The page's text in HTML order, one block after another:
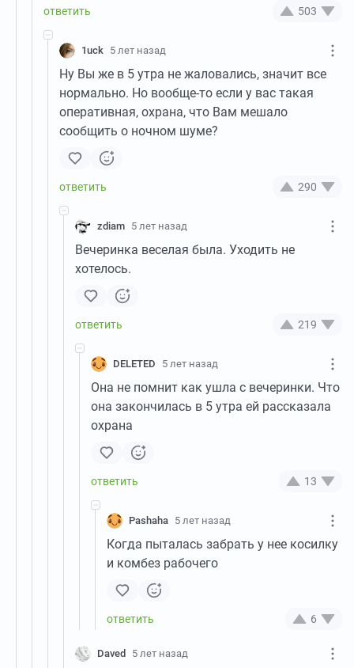
503
1uck 5 лет назад
Ну Вы же в 5 утра не жаловались, значит все
нормально. Но вообще-то если у вас такая
оперативная, охрана, что Вам мешало
сообщить о ночном шуме?
290
zdiam 5 лет назад
Вечеринка веселая была. Уходить не
хотелось.
219
DELETED 5 лет назад
Она не помнит как ушла с вечеринки. Что
она закончилась в 5 утра ей рассказала
охрана
13
Pashaha 5 лет назад
Когда пыталась забрать у нее косилку
и комбез рабочего
6
Daved 5 лет назад